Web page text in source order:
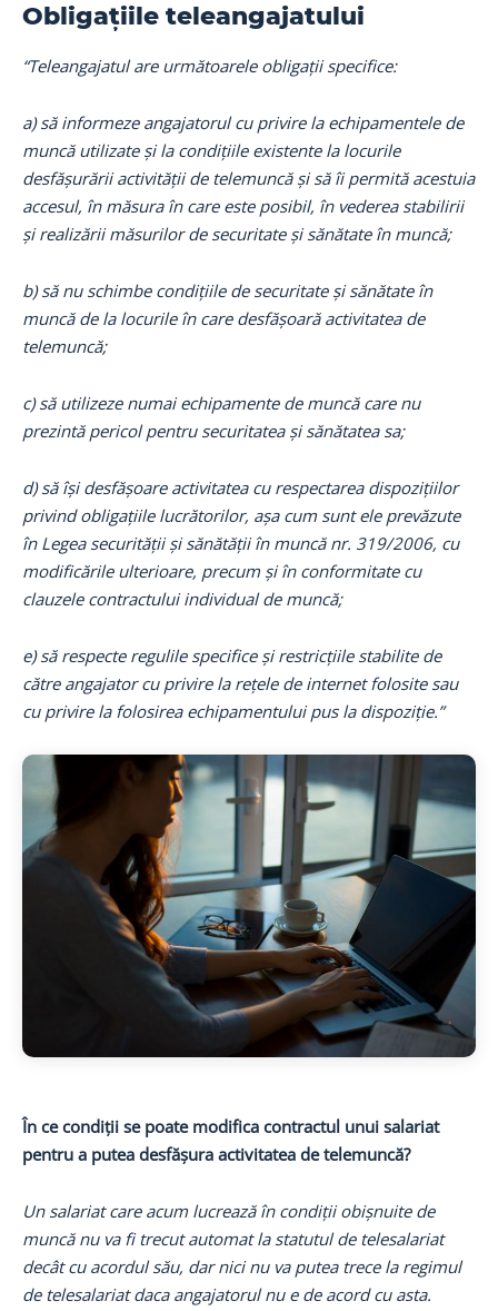
Obligațiile teleangajatului
“Teleangajatul are următoarele obligații specifice:
a) să informeze angajatorul cu privire la echipamentele de
muncă utilizate și la condițiile existente la locurile
desfășurării activității de telemuncă și să îi permită acestuia
accesul, în măsura în care este posibil, în vederea stabilirii
și realizării măsurilor de securitate și sănătate în muncă;
b) să nu schimbe condițiile de securitate și sănătate în
muncă de la locurile în care desfășoară activitatea de
telemuncă;
c) să utilizeze numai echipamente de muncă care nu
prezintă pericol pentru securitatea și sănătatea sa;
d) să își desfășoare activitatea cu respectarea dispozițiilor
privind obligațiile lucrătorilor, așa cum sunt ele prevăzute
în Legea securității și sănătății în muncă nr. 319/2006, cu
modificările ulterioare, precum și în conformitate cu
clauzele contractului individual de muncă;
e) să respecte regulile specifice și restricțiile stabilite de
către angajator cu privire la rețele de internet folosite sau
cu privire la folosirea echipamentului pus la dispoziție.”
În ce condiții se poate modifica contractul unui salariat
pentru a putea desfășura activitatea de telemuncă?
Un salariat care acum lucrează în condiții obișnuite de
muncă nu va fi trecut automat la statutul de telesalariat
decât cu acordul său, dar nici nu va putea trece la regimul
de telesalariat daca angajatorul nu e de acord cu asta.